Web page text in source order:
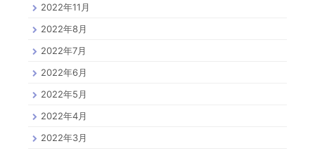
2022年11月
2022年8月
2022年7月
2022年6月
2022年5月
2022年4月
2022年3月